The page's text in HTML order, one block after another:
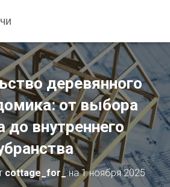
деревянного
от выбора
до внутреннего
cottage_for_на1 ноября 2025